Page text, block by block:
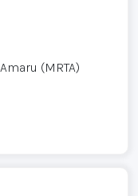
(MRTA)